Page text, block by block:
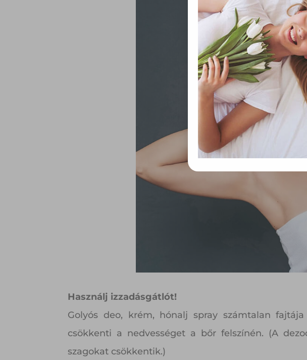
Használj izzadásgátlót!
Golyós deo, krém, hónalj spray számtalan
csökkenti a nedvességet a bőr felszínén. (A
szagokat csökkentik.)
valamint az Európai Unió
weblapoknak, melyek az
használatához, és
eszközén történő